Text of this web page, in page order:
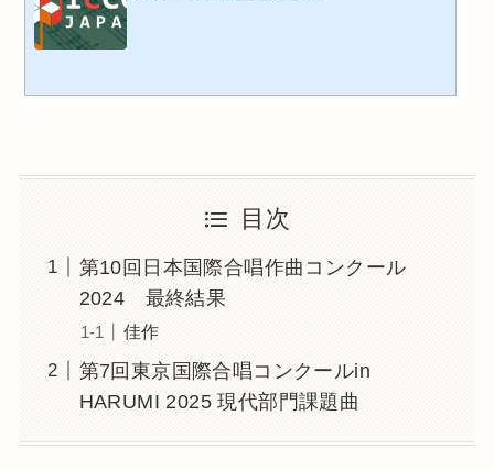
目次
第10回日本国際合唱作曲コンクール
2024 最終結果
佳作
第7回東京国際合唱コンクールin
HARUMI 2025 現代部門課題曲